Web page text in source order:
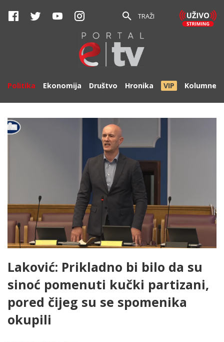
TRAŽI
Politika Ekonomija Društvo Hronika VIP Kolumne
Laković: Prikladno bi bilo da su
sinoć pomenuti kučki partizani,
pored čijeg su se spomenika
okupili